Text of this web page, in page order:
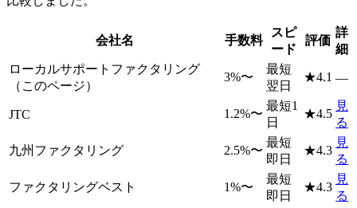
会社名 手数料
スピ
ード
評価
詳
細
ローカルサポートファクタリング
（このページ）
3%〜
最短
翌日
★4.1 —
JTC 1.2%〜
最短1
日
★4.5
見
る
九州ファクタリング 2.5%〜
最短
即日
★4.3
見
る
ファクタリングベスト 1%〜
最短
即日
★4.3
見
る